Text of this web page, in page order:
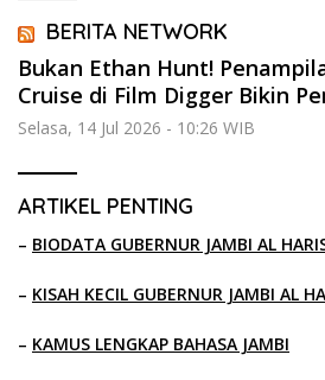
BERITA NETWORK
Bukan Ethan Hunt!
Cruise di Film Digger Bikin
Selasa, 14 Jul 2026 - 10:26 WIB
ARTIKEL PENTING
– BIODATA GUBERNUR JAMBI AL
– KISAH KECIL GUBERNUR JAMBI AL
– KAMUS LENGKAP BAHASA JAMBI